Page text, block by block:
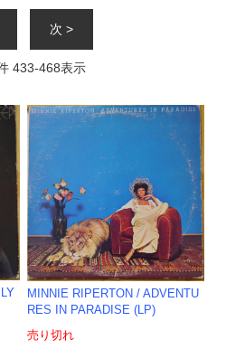
次 >
433-468表示
MINNIE RIPERTON ‎/ ADVENTU
RES IN PARADISE (LP)
売り切れ